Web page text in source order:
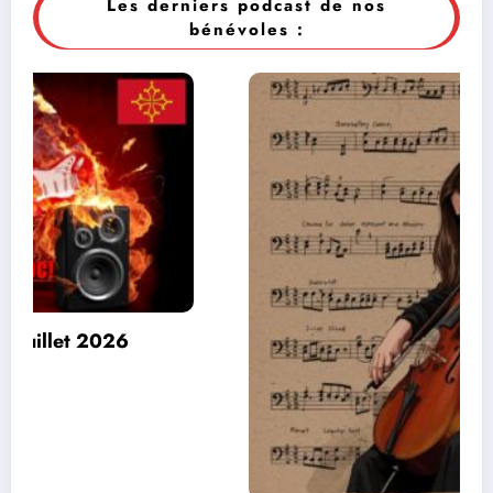
Les derniers podcast de nos
bénévoles :